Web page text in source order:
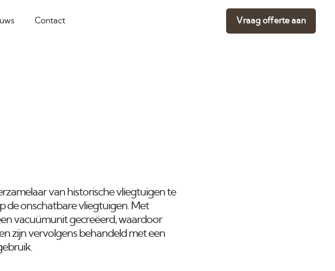
Contact Vraag offerte aan
van historische vliegtuigen te
de onschatbare vliegtuigen. Met
vacuümunit gecreëerd, waardoor
zijn vervolgens behandeld met een